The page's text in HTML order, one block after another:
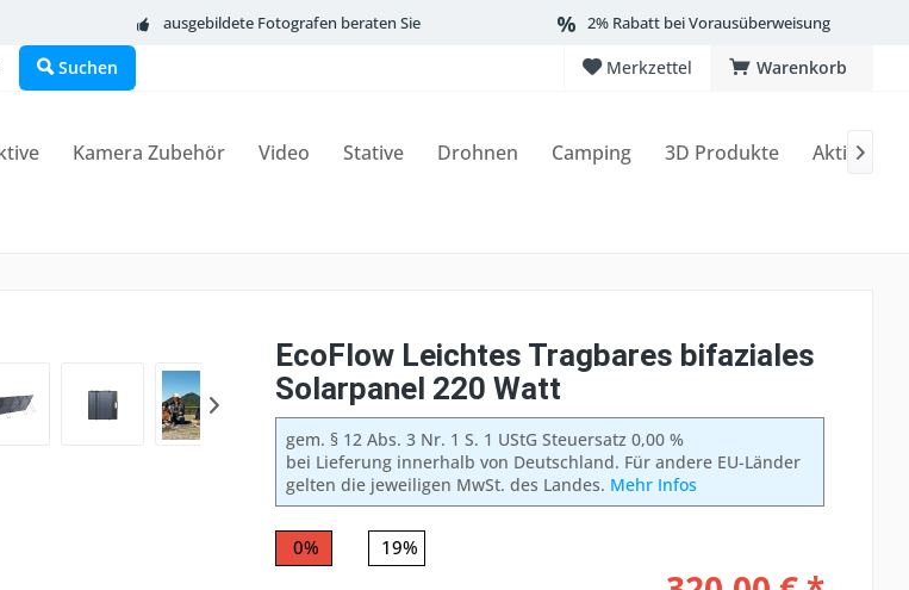
ausgebildete Fotografen beraten Sie 2% Rabatt bei Vorausüberweisung
Warenkorb
Merkzettel
Suchen
Kamera Zubehör Video Stative Drohnen Camping 3D Produkte Aktionen

EcoFlow Leichtes Tragbares bifaziales
Solarpanel 220 Watt
gem. § 12 Abs. 3 Nr. 1 S. 1 UStG Steuersatz 0,00 %
bei Lieferung innerhalb von Deutschland. Für andere EU-Länder
gelten die jeweiligen MwSt. des Landes. Mehr Infos
0% 19%